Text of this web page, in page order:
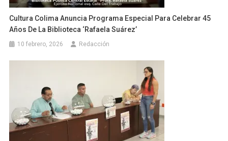
Cultura Colima Anuncia Programa Especial Para Celebrar 45
Años De La Biblioteca ‘Rafaela Suárez’
10 febrero, 2026 Redacción